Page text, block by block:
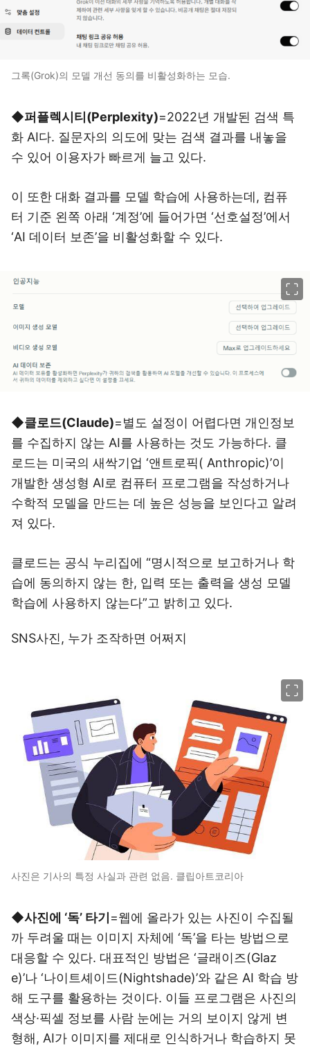
그록(Grok)의 모델 개선 동의를 비활성화하는 모습.
◆퍼플렉시티(Perplexity)=2022년 개발된 검색 특
화 AI다. 질문자의 의도에 맞는 검색 결과를 내놓을
수 있어 이용자가 빠르게 늘고 있다.
이 또한 대화 결과를 모델 학습에 사용하는데, 컴퓨
터 기준 왼쪽 아래 ‘계정’에 들어가면 ‘선호설정’에서
‘AI 데이터 보존’을 비활성화할 수 있다.
◆클로드(Claude)=별도 설정이 어렵다면 개인정보
를 수집하지 않는 AI를 사용하는 것도 가능하다. 클
로드는 미국의 새싹기업 ‘앤트로픽( Anthropic)’이
개발한 생성형 AI로 컴퓨터 프로그램을 작성하거나
수학적 모델을 만드는 데 높은 성능을 보인다고 알려
져 있다.
클로드는 공식 누리집에 “명시적으로 보고하거나 학
습에 동의하지 않는 한, 입력 또는 출력을 생성 모델
학습에 사용하지 않는다”고 밝히고 있다.
SNS사진, 누가 조작하면 어쩌지
사진은 기사의 특정 사실과 관련 없음. 클립아트코리아
◆사진에 ‘독’ 타기 =웹에 올라가 있는 사진이 수집될
까 두려울 때는 이미지 자체에 ‘독’을 타는 방법으로
대응할 수 있다. 대표적인 방법은 ‘글래이즈(Glaz
e)’나 ‘나이트셰이드(Nightshade)’와 같은 AI 학습 방
해 도구를 활용하는 것이다. 이들 프로그램은 사진의
색상·픽셀 정보를 사람 눈에는 거의 보이지 않게 변
형해, AI가 이미지를 제대로 인식하거나 학습하지 못